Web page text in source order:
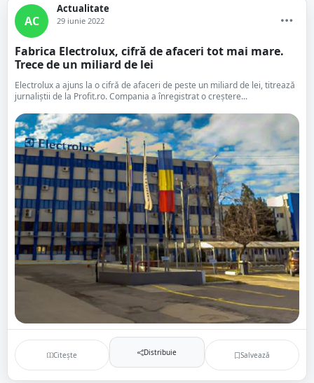
AC
Actualitate
29 iunie 2022
Fabrica Electrolux, cifră de afaceri tot mai mare.
Trece de un miliard de lei
Electrolux a ajuns la o cifră de afaceri de peste un miliard de lei, titrează
jurnaliștii de la Profit.ro. Compania a înregistrat o creștere...
Citește Distribuie Salvează